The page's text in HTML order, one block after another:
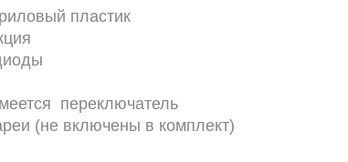
пластик
переключатель
(не включены в комплект)